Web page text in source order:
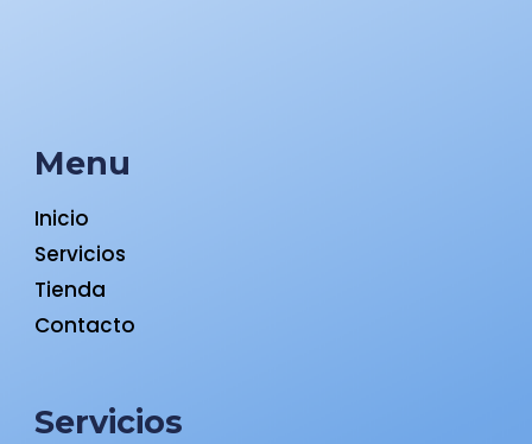
Menu
Inicio
Servicios
Tienda
Contacto
Servicios